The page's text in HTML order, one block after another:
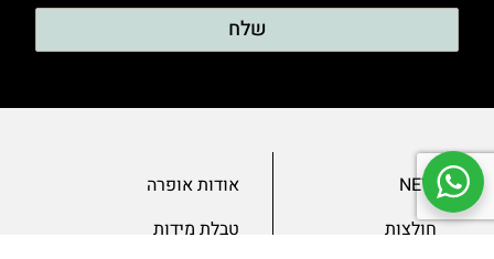
שלח
NEW
חולצות
אודות אופרה
טבלת מידות